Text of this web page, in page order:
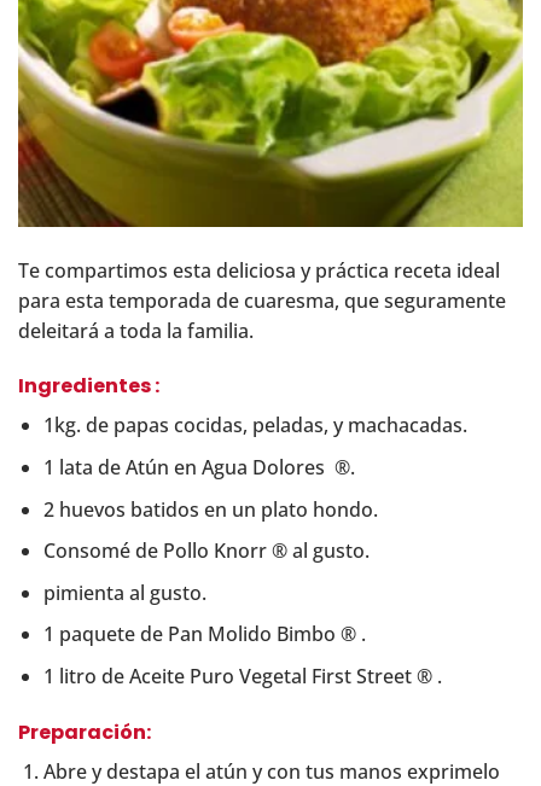
Te compartimos esta deliciosa y práctica receta ideal
para esta temporada de cuaresma, que seguramente
deleitará a toda la familia.
Ingredientes :
1kg. de papas cocidas, peladas, y machacadas.
1 lata de Atún en Agua Dolores ®.
2 huevos batidos en un plato hondo.
Consomé de Pollo Knorr ® al gusto.
pimienta al gusto.
1 paquete de Pan Molido Bimbo ® .
1 litro de Aceite Puro Vegetal First Street ® .
Preparación:
Abre y destapa el atún y con tus manos exprimelo